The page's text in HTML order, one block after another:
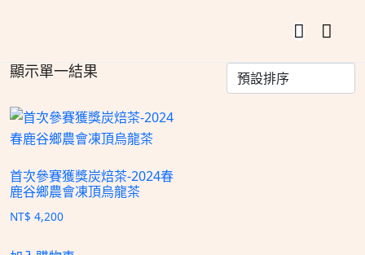
顯示單一結果
首次參賽獲獎炭焙茶-2024春
鹿谷鄉農會凍頂烏龍茶
NT$ 4,200